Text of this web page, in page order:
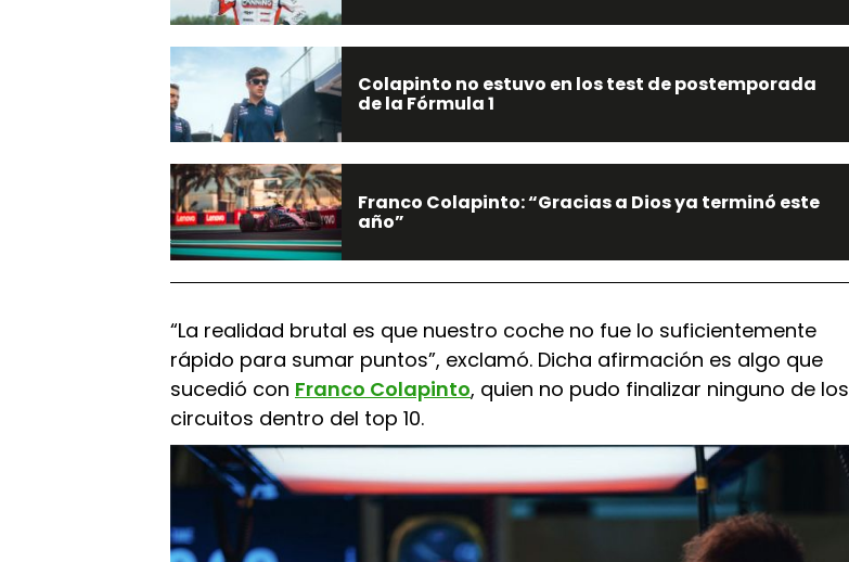
Colapinto no estuvo en los test de postemporada
de la Fórmula 1
Franco Colapinto: “Gracias a Dios ya terminó este
año”
“La realidad brutal es que nuestro coche no fue lo suficientemente
rápido para sumar puntos”, exclamó. Dicha afirmación es algo que
sucedió con Franco Colapinto, quien no pudo finalizar ninguno de los
circuitos dentro del top 10.